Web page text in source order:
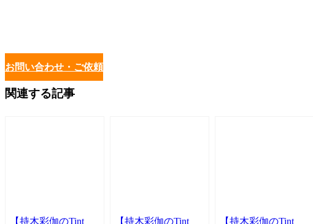
お問い合わせ・ご依頼
関連する記事
【持木彩伽のTint
【持木彩伽のTint
【持木彩伽のTint